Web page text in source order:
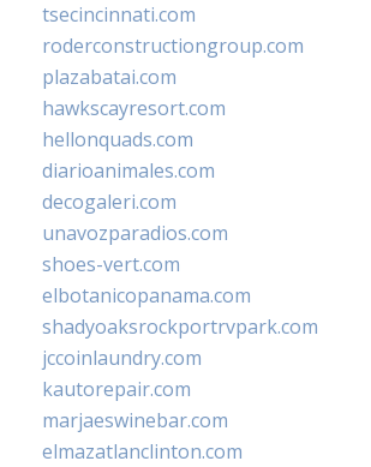
tsecincinnati.com
roderconstructiongroup.com
plazabatai.com
hawkscayresort.com
hellonquads.com
diarioanimales.com
decogaleri.com
unavozparadios.com
shoes-vert.com
elbotanicopanama.com
shadyoaksrockportrvpark.com
jccoinlaundry.com
kautorepair.com
marjaeswinebar.com
elmazatlanclinton.com